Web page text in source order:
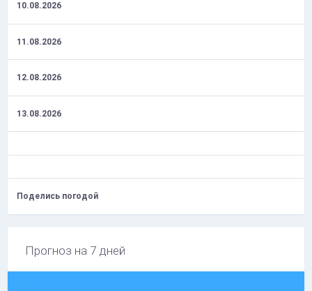
10.08.2026
11.08.2026
12.08.2026
13.08.2026
Поделись погодой
Прогноз на 7 дней